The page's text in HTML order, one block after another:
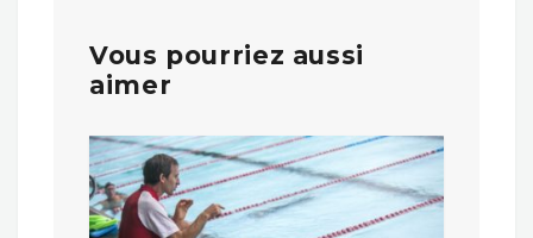
Vous pourriez aussi
aimer